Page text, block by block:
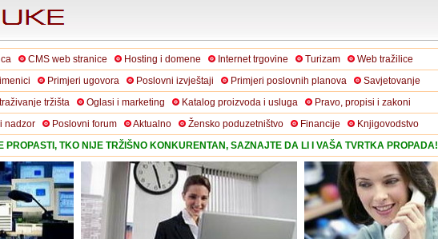
CMS web stranice Hosting i domene Internet trgovine Turizam
Web tražilice
Primjeri ugovora Poslovni izvještaji Primjeri poslovnih planova
Savjetovanje
tržišta Oglasi i marketing Katalog proizvoda i usluga
Pravo, propisi i zakoni
nadzor Poslovni forum Aktualno Žensko poduzetništvo Financije
Knjigovodstvo
PROPASTI, TKO NIJE TRŽIŠNO KONKURENTAN, SAZNAJTE DA LI I VAŠA TVRTKA PROPADA!